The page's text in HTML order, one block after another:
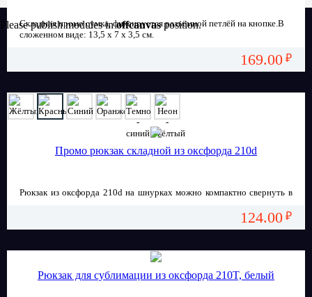
Складная промо сумка, фиксируется разъёмной петлёй на кнопке.В
сложенном виде: 13,5 х 7 х 3,5 см.
169.00 ₽
Промо рюкзак складной из оксфорда 210d
Рюкзак из оксфорда 210d на шнурках можно компактно свернуть в
Имеет один наружный карман. Возможно нанесение логотипов
124.00 ₽
Рюкзак для сублимации из оксфорда 210T, белый
Please publish modules inoffcanvasposition.